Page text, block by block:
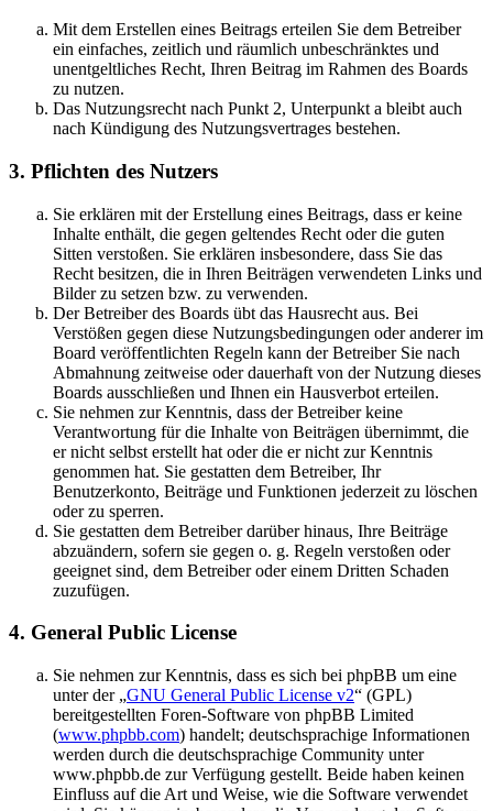
Mit dem Erstellen eines Beitrags erteilen Sie dem Betreiber
ein einfaches, zeitlich und räumlich unbeschränktes und
unentgeltliches Recht, Ihren Beitrag im Rahmen des Boards
zu nutzen.
Das Nutzungsrecht nach Punkt 2, Unterpunkt a bleibt auch
nach Kündigung des Nutzungsvertrages bestehen.
3. Pflichten des Nutzers
Sie erklären mit der Erstellung eines Beitrags, dass er keine
Inhalte enthält, die gegen geltendes Recht oder die guten
Sitten verstoßen. Sie erklären insbesondere, dass Sie das
Recht besitzen, die in Ihren Beiträgen verwendeten Links und
Bilder zu setzen bzw. zu verwenden.
Der Betreiber des Boards übt das Hausrecht aus. Bei
Verstößen gegen diese Nutzungsbedingungen oder anderer im
Board veröffentlichten Regeln kann der Betreiber Sie nach
Abmahnung zeitweise oder dauerhaft von der Nutzung dieses
Boards ausschließen und Ihnen ein Hausverbot erteilen.
Sie nehmen zur Kenntnis, dass der Betreiber keine
Verantwortung für die Inhalte von Beiträgen übernimmt, die
er nicht selbst erstellt hat oder die er nicht zur Kenntnis
genommen hat. Sie gestatten dem Betreiber, Ihr
Benutzerkonto, Beiträge und Funktionen jederzeit zu löschen
oder zu sperren.
Sie gestatten dem Betreiber darüber hinaus, Ihre Beiträge
abzuändern, sofern sie gegen o. g. Regeln verstoßen oder
geeignet sind, dem Betreiber oder einem Dritten Schaden
zuzufügen.
4. General Public License
Sie nehmen zur Kenntnis, dass es sich bei phpBB um eine
unter der „GNU General Public License v2“ (GPL)
bereitgestellten Foren-Software von phpBB Limited
(www.phpbb.com) handelt; deutschsprachige Informationen
werden durch die deutschsprachige Community unter
www.phpbb.de zur Verfügung gestellt. Beide haben keinen
Einfluss auf die Art und Weise, wie die Software verwendet